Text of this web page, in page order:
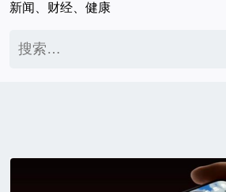
新闻、财经、健康
索：